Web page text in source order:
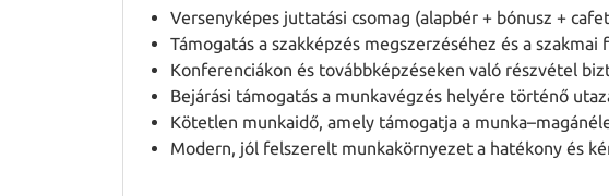
Versenyképes juttatási csomag (alapbér + bónusz +
Támogatás a szakképzés megszerzéséhez és a szakmai
Konferenciákon és továbbképzéseken való részvétel
Bejárási támogatás a munkavégzés helyére történő
Kötetlen munkaidő, amely támogatja a
Modern, jól felszerelt munkakörnyezet a hatékony és